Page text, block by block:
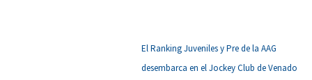
El Ranking Juveniles y Pre de la AAG
desembarca en el Jockey Club de Venado